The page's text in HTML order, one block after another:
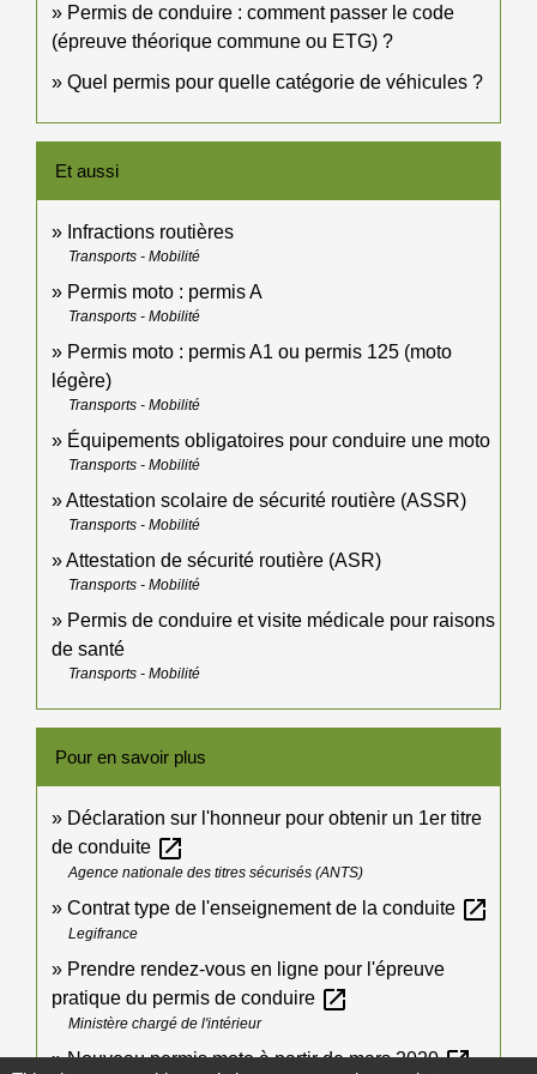
Permis de conduire : comment passer le code
(épreuve théorique commune ou ETG) ?
Quel permis pour quelle catégorie de véhicules ?
Et aussi
Infractions routières
Transports - Mobilité
Permis moto : permis A
Transports - Mobilité
Permis moto : permis A1 ou permis 125 (moto
légère)
Transports - Mobilité
Équipements obligatoires pour conduire une moto
Transports - Mobilité
Attestation scolaire de sécurité routière (ASSR)
Transports - Mobilité
Attestation de sécurité routière (ASR)
Transports - Mobilité
Permis de conduire et visite médicale pour raisons
de santé
Transports - Mobilité
Pour en savoir plus
Déclaration sur l'honneur pour obtenir un 1er titre
de conduite open_in_new
Agence nationale des titres sécurisés (ANTS)
Contrat type de l'enseignement de la conduite open_in_new
Legifrance
Prendre rendez-vous en ligne pour l'épreuve
pratique du permis de conduire open_in_new
Ministère chargé de l'intérieur
Nouveau permis moto à partir de mars 2020open_in_new